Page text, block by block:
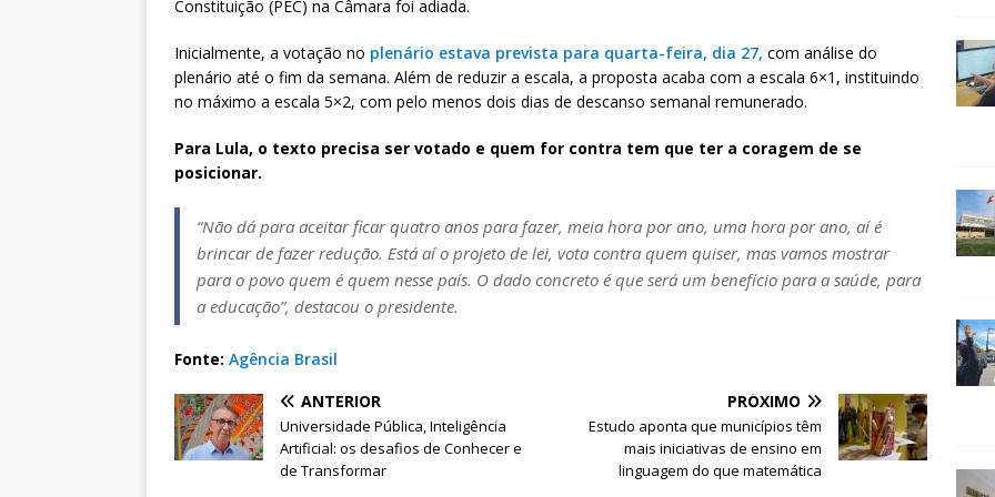
Constituição (PEC) na Câmara foi adiada.
Inicialmente, a votação no plenário estava prevista para quarta-feira, dia 27, com análise do
plenário até o fim da semana. Além de reduzir a escala, a proposta acaba com a escala 6×1, instituindo
no máximo a escala 5×2, com pelo menos dois dias de descanso semanal remunerado.
Para Lula, o texto precisa ser votado e quem for contra tem que ter a coragem de se
posicionar.
“Não dá para aceitar ficar quatro anos para fazer, meia hora por ano, uma hora por ano, aí é
brincar de fazer redução. Está aí o projeto de lei, vota contra quem quiser, mas vamos mostrar
para o povo quem é quem nesse país. O dado concreto é que será um benefício para a saúde, para
a educação”, destacou o presidente.
Fonte: Agência Brasil
ANTERIOR
Universidade Pública, Inteligência
Artificial: os desafios de Conhecer e
de Transformar
PRÓXIMO
Estudo aponta que municípios têm
mais iniciativas de ensino em
linguagem do que matemática